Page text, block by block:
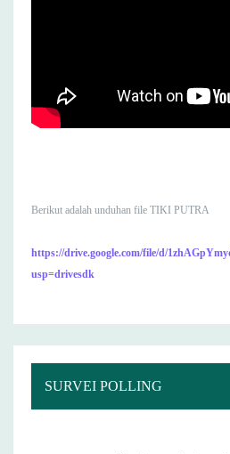
Berikut adalah unduhan file TIKI PUTRA
https://drive.google.com/file/d/
usp=drivesdk
SURVEI POLLING